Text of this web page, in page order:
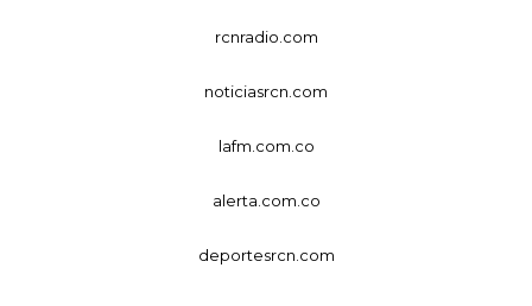
rcnradio.com
noticiasrcn.com
lafm.com.co
alerta.com.co
deportesrcn.com